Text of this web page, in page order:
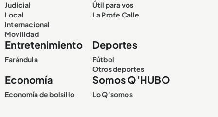
Judicial
Local
Internacional
Movilidad
Útil para vos
La Profe Calle
Entretenimiento
Farándula
Deportes
Fútbol
Otros deportes
Economía
Economía de bolsillo
Somos Q’HUBO
Lo Q’somos